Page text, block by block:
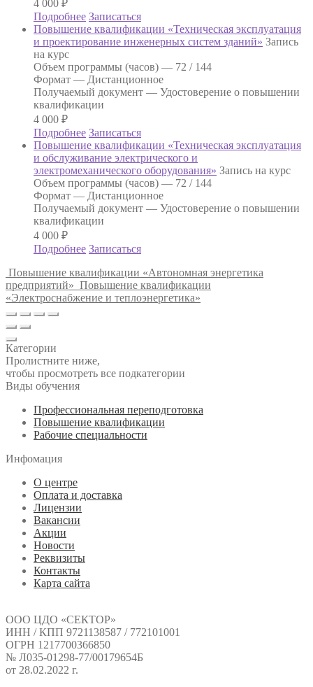
4 000 ₽
Подробнее Записаться
Повышение квалификации «Техническая эксплуатация
и проектирование инженерных систем зданий» Запись
на курс
Объем программы (часов) — 72 / 144
Формат — Дистанционное
Получаемый документ — Удостоверение о повышении
квалификации
4 000 ₽
Подробнее Записаться
Повышение квалификации «Техническая эксплуатация
и обслуживание электрического и
электромеханического оборудования» Запись на курс
Объем программы (часов) — 72 / 144
Формат — Дистанционное
Получаемый документ — Удостоверение о повышении
квалификации
4 000 ₽
Подробнее Записаться
Повышение квалификации «Автономная энергетика
предприятий» Повышение квалификации
«Электроснабжение и теплоэнергетика»
Категории
Пролистните ниже,
чтобы просмотреть все подкатегории
Виды обучения
Профессиональная переподготовка
Повышение квалификации
Рабочие специальности
Инфомация
О центре
Оплата и доставка
Лицензии
Вакансии
Акции
Новости
Реквизиты
Контакты
Карта сайта
ООО ЦДО «СЕКТОР»
ИНН / КПП 9721138587 / 772101001
ОГРН 1217700366850
№ Л035-01298-77/00179654Б
от 28.02.2022 г.